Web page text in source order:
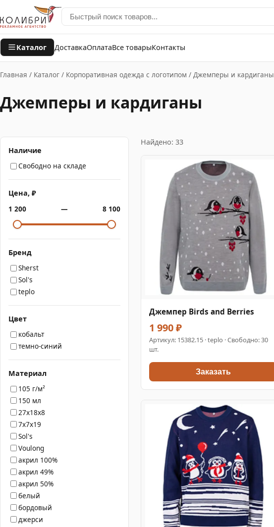
Каталог ДоставкаОплатаВсе товарыКонтакты
Главная / Каталог / Корпоративная одежда с логотипом / Джемперы и кардиганы
Джемперы и кардиганы
Наличие
Свободно на складе
Цена, ₽
1 200
— 8 100
Бренд
Sherst
Sol's
teplo
Цвет
кобальт
темно-синий
Материал
105 г/м²
150 мл
27x18x8
7x7x19
Sol's
Voulong
акрил 100%
акрил 49%
акрил 50%
белый
бордовый
джерси
Найдено: 33
Джемпер Birds and Berries
1 990 ₽
Артикул: 15382.15 · teplo · Свободно: 30
шт.
Заказать